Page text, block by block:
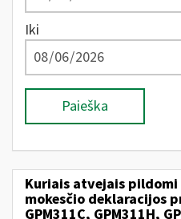
Iki
Paieška
Kuriais atvejais
mokesčio deklaracijos
GPM311C, GPM311H,